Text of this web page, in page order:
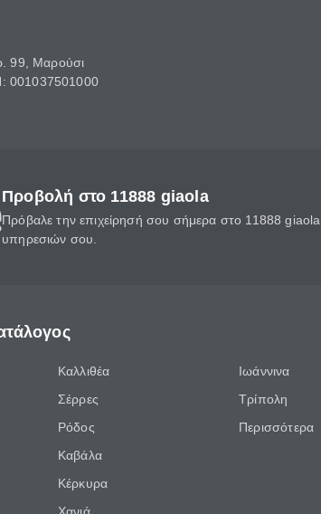
99, Μαρούσι
001037501000
Προβολή στο 11888 giaola
Πρόβαλε την επιχείρησή σου σήμερα στο 11888
υπηρεσιών σου.
Καλλιθέα
Σέρρες
Ρόδος
Καβάλα
Κέρκυρα
Ιωάννινα
Τρίπολη
Περισσότερα